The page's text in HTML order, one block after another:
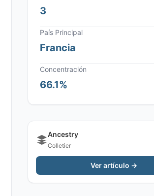
3
País Principal
Francia
Concentración
66.1%
Ancestry
Colletier
Ver artículo →